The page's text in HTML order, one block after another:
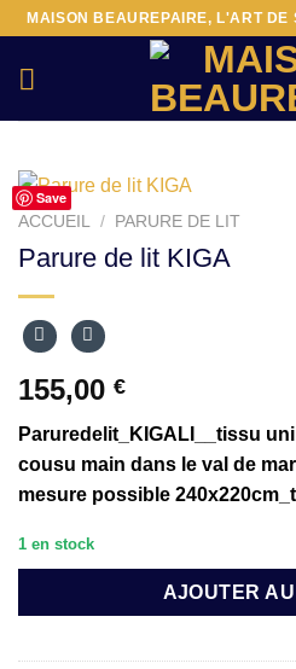
Passer
contenu
MAISON BEAUREPAIRE, L'ART DE
Save
ACCUEIL / PARURE DE LIT
Parure de lit KIGA
155,00 €
Paruredelit_KIGALI__tissu
cousu main dans le val de
mesure possible
1 en stock
AJOUTER